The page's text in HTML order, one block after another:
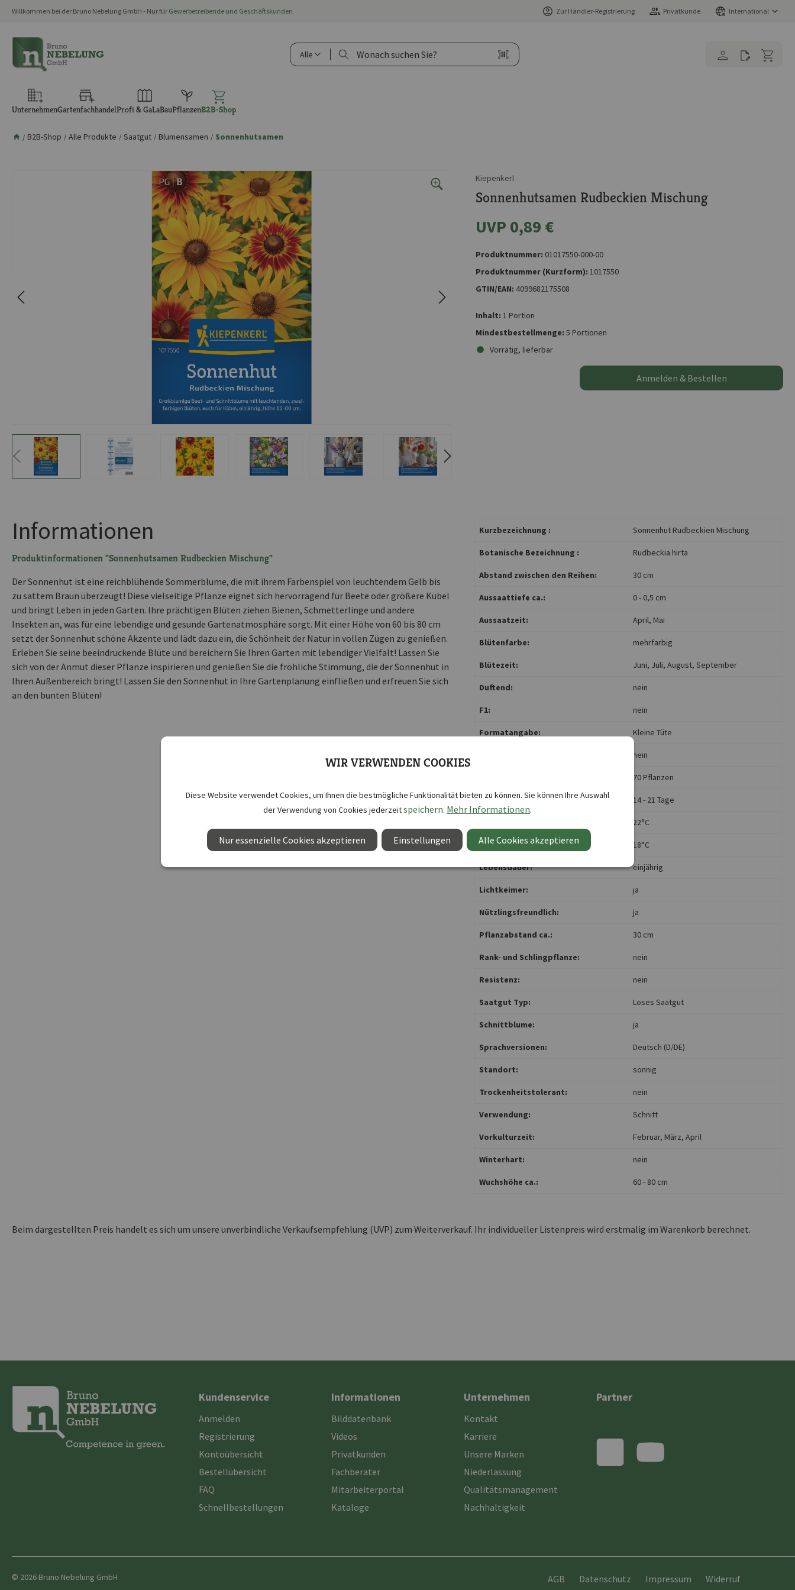
Zur Hauptnavigation springen
Willkommen bei der Bruno Nebelung GmbH - Nur für Gewerbetreibende und Geschäftskunden Zur Händler-Registrierung Privatkunde International
UnternehmenGartenfachhandelProfi & GaLaBauPflanzenB2B-Shop
Alle
/ B2B-Shop / Alle Produkte / Saatgut / Blumensamen / Sonnenhutsamen
Kiepenkerl
Sonnenhutsamen Rudbeckien Mischung
UVP 0,89 €
Produktnummer: 01017550-000-00
Produktnummer (Kurzform): 1017550
GTIN/EAN: 4099682175508
Inhalt: 1 Portion
Mindestbestellmenge: 5 Portionen
Vorrätig, lieferbar
Anmelden & Bestellen
Informationen
Produktinformationen "Sonnenhutsamen Rudbeckien Mischung"
Der Sonnenhut ist eine reichblühende Sommerblume, die mit ihrem Farbenspiel von leuchtendem Gelb bis
zu sattem Braun überzeugt! Diese vielseitige Pflanze eignet sich hervorragend für Beete oder größere Kübel
und bringt Leben in jeden Garten. Ihre prächtigen Blüten ziehen Bienen, Schmetterlinge und andere
Insekten an, was für eine lebendige und gesunde Gartenatmosphäre sorgt. Mit einer Höhe von 60 bis 80 cm
setzt der Sonnenhut schöne Akzente und lädt dazu ein, die Schönheit der Natur in vollen Zügen zu genießen.
Erleben Sie seine beeindruckende Blüte und bereichern Sie Ihren Garten mit lebendiger Vielfalt! Lassen Sie
sich von der Anmut dieser Pflanze inspirieren und genießen Sie die fröhliche Stimmung, die der Sonnenhut in
Ihren Außenbereich bringt! Lassen Sie den Sonnenhut in Ihre Gartenplanung einfließen und erfreuen Sie sich
an den bunten Blüten!
Kurzbezeichnung : Sonnenhut Rudbeckien Mischung
Botanische Bezeichnung : Rudbeckia hirta
Abstand zwischen den Reihen: 30 cm
Aussaattiefe ca.: 0 - 0,5 cm
Aussaatzeit: April, Mai
Blütenfarbe: mehrfarbig
Blütezeit: Juni, Juli, August, September
Duftend: nein
F1: nein
Formatangabe: Kleine Tüte
nein
70 Pflanzen
Keimdauer: 14 - 21 Tage
22°C
Keimtemperatur Minimum: 18°C
Lebensdauer: einjährig
Lichtkeimer: ja
Nützlingsfreundlich: ja
Pflanzabstand ca.: 30 cm
Rank- und Schlingpflanze: nein
Resistenz: nein
Saatgut Typ: Loses Saatgut
Schnittblume: ja
Sprachversionen: Deutsch (D/DE)
Standort: sonnig
Trockenheitstolerant: nein
Verwendung: Schnitt
Vorkulturzeit: Februar, März, April
Winterhart: nein
Wuchshöhe ca.: 60 - 80 cm
Beim dargestellten Preis handelt es sich um unsere unverbindliche Verkaufsempfehlung (UVP) zum Weiterverkauf. Ihr individueller Listenpreis wird erstmalig im Warenkorb berechnet.
Kundenservice
Anmelden
Registrierung
Kontoübersicht
Bestellübersicht
FAQ
Schnellbestellungen
Informationen
Bilddatenbank
Videos
Privatkunden
Fachberater
Mitarbeiterportal
Kataloge
Unternehmen
Kontakt
Karriere
Unsere Marken
Niederlassung
Qualitätsmanagement
Nachhaltigkeit
Partner
AGB Datenschutz Impressum Widerruf
© 2026 Bruno Nebelung GmbH
WIR VERWENDEN COOKIES
Diese Website verwendet Cookies, um Ihnen die bestmögliche Funktionalität bieten zu können. Sie können Ihre Auswahl
der Verwendung von Cookies jederzeitspeichern. Mehr Informationen.
Nur essenzielle Cookies akzeptieren Einstellungen Alle Cookies akzeptieren